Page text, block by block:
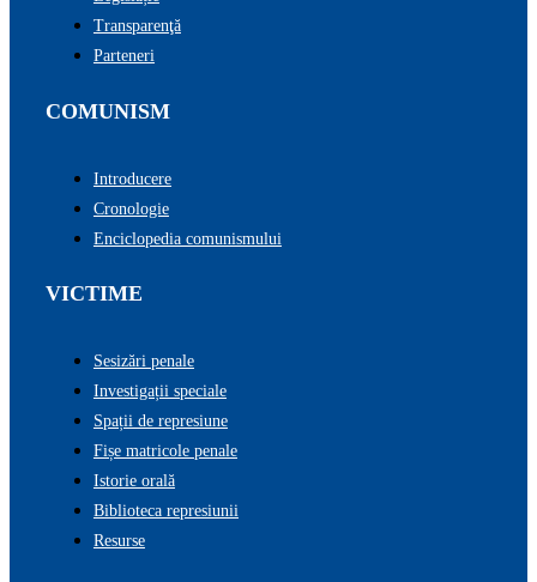
Transparenţă
Parteneri
COMUNISM
Introducere
Cronologie
Enciclopedia comunismului
VICTIME
Sesizări penale
Investigații speciale
Spații de represiune
Fișe matricole penale
Istorie orală
Biblioteca represiunii
Resurse